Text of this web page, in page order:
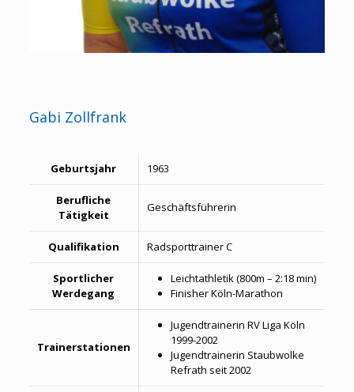
Gabi Zollfrank
Geburtsjahr 1963
Berufliche
Tätigkeit
Geschäftsführerin
Qualifikation Radsporttrainer C
Sportlicher
Werdegang
Leichtathletik (800m – 2:18 min)
Finisher Köln-Marathon
Trainerstationen
Jugendtrainerin RV Liga Köln
1999-2002
Jugendtrainerin Staubwolke
Refrath seit 2002